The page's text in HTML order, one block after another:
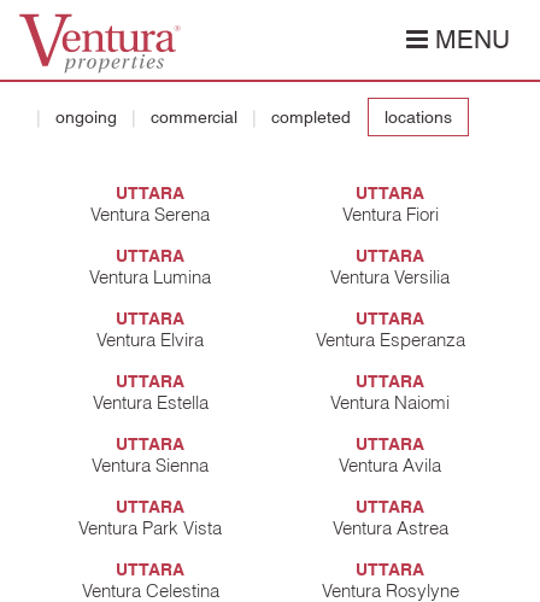
MENU
ongoing commercial completed locations
UTTARA
Ventura Serena
UTTARA
Ventura Fiori
UTTARA
Ventura Lumina
UTTARA
Ventura Versilia
UTTARA
Ventura Elvira
UTTARA
Ventura Esperanza
UTTARA
Ventura Estella
UTTARA
Ventura Naiomi
UTTARA
Ventura Sienna
UTTARA
Ventura Avila
UTTARA
Ventura Park Vista
UTTARA
Ventura Astrea
UTTARA
Ventura Celestina
UTTARA
Ventura Rosylyne